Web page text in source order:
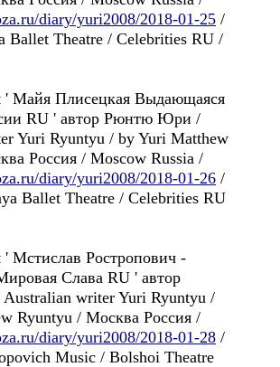
diary/yuri2008/2018-01-25 /
Ballet Theatre / Celebrities RU /
' Майя Плисецкая Выдающаяся
RU ' автор Рюнтю Юри /
Yuri Ryuntyu / by Yuri Matthew
Россия / Moscow Russia /
diary/yuri2008/2018-01-26 /
Ballet Theatre / Celebrities RU
' Мстислав Ростропович -
Слава RU ' автор
writer Yuri Ryuntyu /
Ryuntyu / Москва Россия /
diary/yuri2008/2018-01-28 /
Music / Bolshoi Theatre